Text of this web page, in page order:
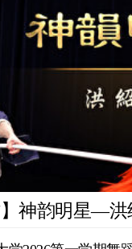
】神韵明星—洪